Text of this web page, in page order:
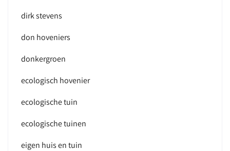
dirk stevens
don hoveniers
donkergroen
ecologisch hovenier
ecologische tuin
ecologische tuinen
eigen huis en tuin